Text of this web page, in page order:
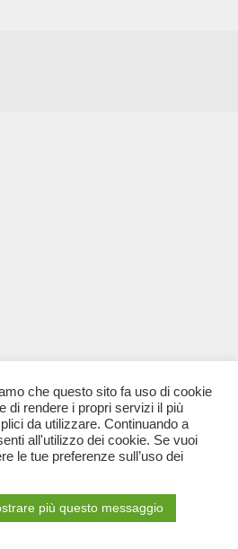
che questo sito fa uso di cookie
di rendere i propri servizi il più
da utilizzare. Continuando a
all'utilizzo dei cookie. Se vuoi
le tue preferenze sull’uso dei
più questo messaggio